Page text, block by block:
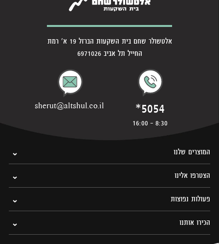
אלטשולר שחם בית השקעות הברזל 19 א' רמת
החייל תל אביב 6971026
*5054
8:30 - 16:00
sherut@altshul.co.il
המוצרים שלנו
הצטרפו אלינו
פעולות נפוצות
הכירו אותנו